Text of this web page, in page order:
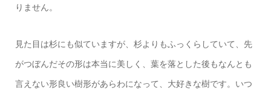
りません。
見た目は杉にも似ていますが、杉よりもふっくらしていて、先
がつぼんだその形は本当に美しく、葉を落とした後もなんとも
言えない形良い樹形があらわになって、大好きな樹です。いつ